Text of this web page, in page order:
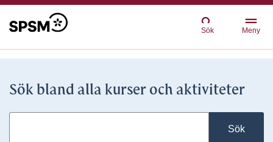
Sök Meny
Sök bland alla kurser och aktiviteter
Sök